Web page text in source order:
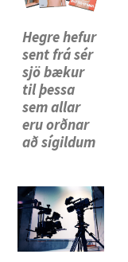
한국어
Hegre hefur
sent frá sér
sjö bækur
til þessa
sem allar
eru orðnar
að sígildum